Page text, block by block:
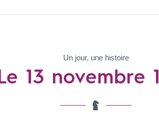
Un jour, une histoire
13 novembre